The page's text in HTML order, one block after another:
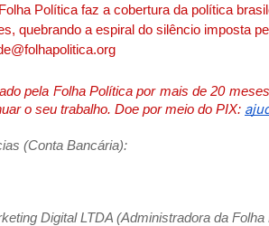
Política faz a cobertura da política
quebrando a espiral do silêncio imposta
pela Folha Política por mais de 20
o seu trabalho. Doe por meio do PIX:
(Conta Bancária):
Digital LTDA (Administradora da Folha